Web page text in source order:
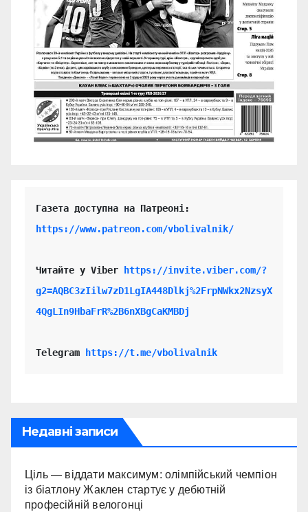
https://www.patreon.com/vbolivalnik/
Читайте у Viber
https://invite.viber.com/?
g2=AQBC3zIilw7zD1LgIA448Dlkj%2FrpNWkx2NzsyX
4QgLIn9HbaFrR%2B6nXBgCaKMBDj
Telegram https://t.me/vbolivalnik
Недавні записи
Ціль — віддати максимум: олімпійський чемпіон
із біатлону Жаклен стартує у дебютній
професійній велогонці